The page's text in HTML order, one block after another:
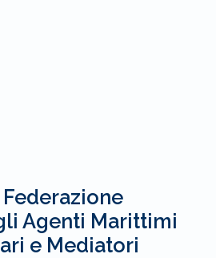
Agenti Marittimi
e Mediatori